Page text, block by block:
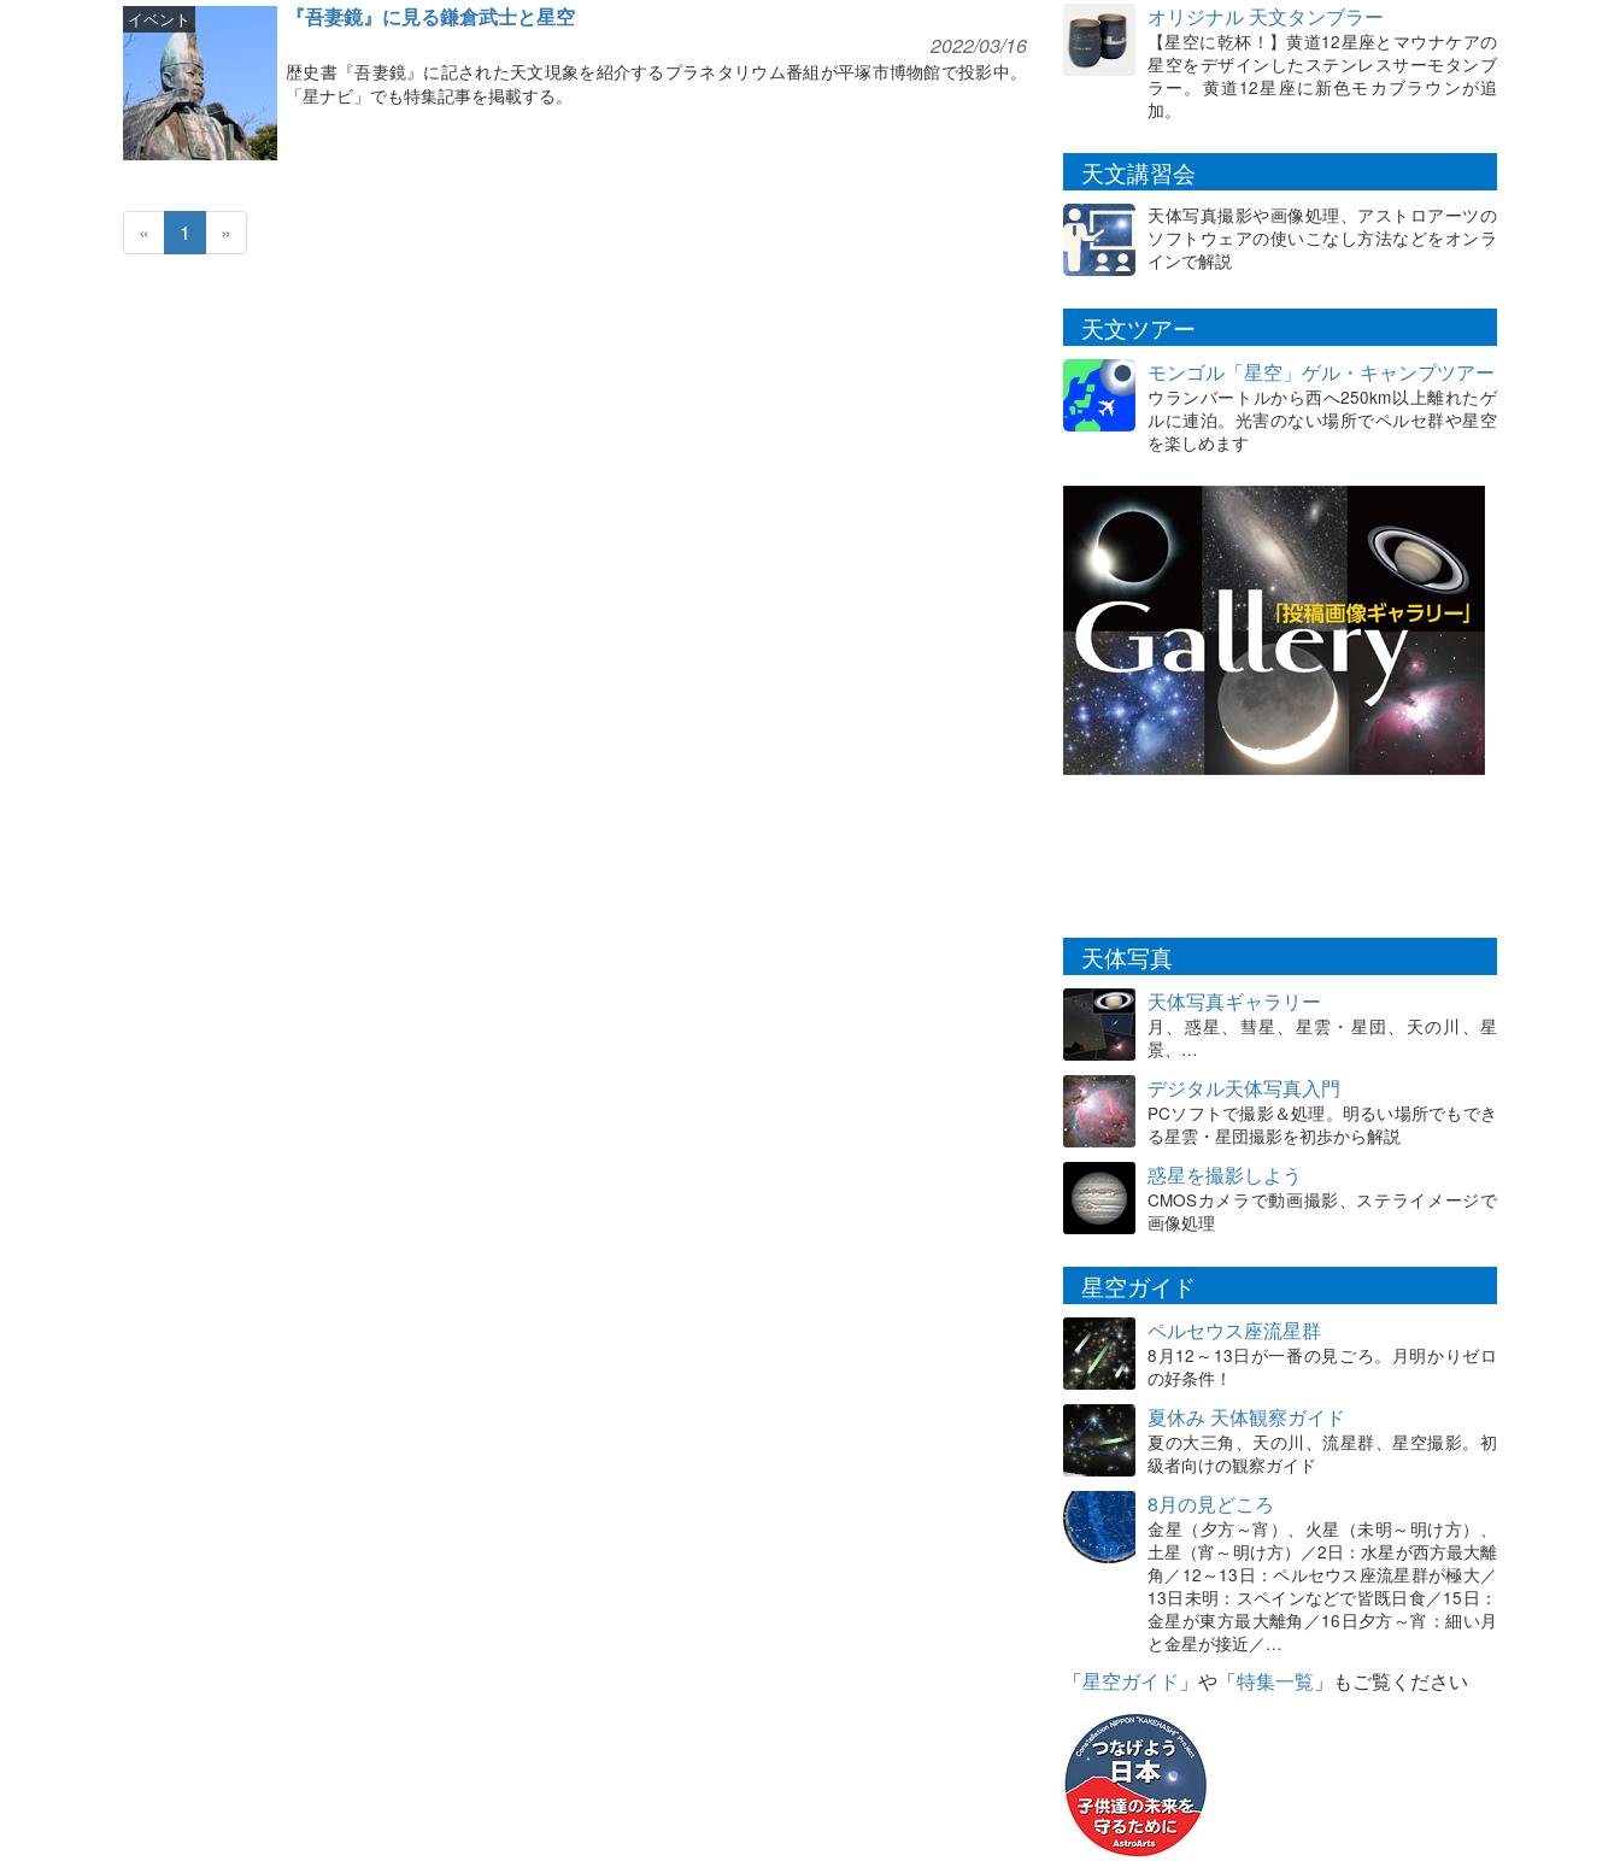
『吾妻鏡』に見る鎌倉武士と星空
イベント
2022/03/16
歴史書『吾妻鏡』に記された天文現象を紹介するプラネタリウム番組が平塚市博物館で投影中。
「星ナビ」でも特集記事を掲載する。
« 1 »
オリジナル 天文タンブラー
【星空に乾杯！】黄道12星座とマウナケアの
星空をデザインしたステンレスサーモタンブ
ラー。黄道12星座に新色モカブラウンが追
加。
天文講習会
天体写真撮影や画像処理、アストロアーツの
ソフトウェアの使いこなし方法などをオンラ
インで解説
天文ツアー
モンゴル「星空」ゲル・キャンプツアー
ウランバートルから西へ250km以上離れたゲ
ルに連泊。光害のない場所でペルセ群や星空
を楽しめます
天体写真
天体写真ギャラリー
月、惑星、彗星、星雲・星団、天の川、星
景、…
デジタル天体写真入門
PCソフトで撮影＆処理。明るい場所でもでき
る星雲・星団撮影を初歩から解説
惑星を撮影しよう
CMOSカメラで動画撮影、ステライメージで
画像処理
星空ガイド
ペルセウス座流星群
8月12～13日が一番の見ごろ。月明かりゼロ
の好条件！
夏休み 天体観察ガイド
夏の大三角、天の川、流星群、星空撮影。初
級者向けの観察ガイド
8月の見どころ
金星（夕方～宵）、火星（未明～明け方）、
土星（宵～明け方）／2日：水星が西方最大離
角／12～13日：ペルセウス座流星群が極大／
13日未明：スペインなどで皆既日食／15日：
金星が東方最大離角／16日夕方～宵：細い月
と金星が接近／…
「星空ガイド 」や「特集一覧 」もご覧ください